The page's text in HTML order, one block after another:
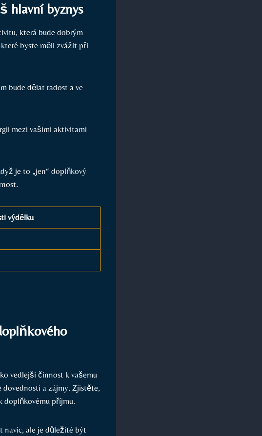
hlavní byznys
která bude​ dobrým
byste měli ​zvážit při​
bude dělat radost a ve
mezi vašimi ‍aktivitami
je to „jen“ doplňkový
výdělku
vedlejší činnost k⁢ vašemu
⁤dovednosti a zájmy. Zjistěte,
doplňkovému příjmu.
navíc, ale je důležité být